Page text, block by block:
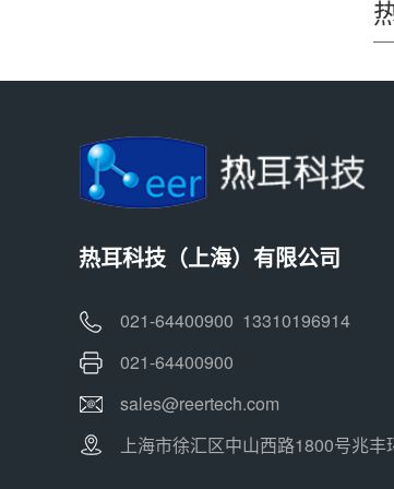
热耳科技（上海）有限公司
021-64400900 13310196914
021-64400900
sales@reertech.com
上海市徐汇区中山西路1800号兆